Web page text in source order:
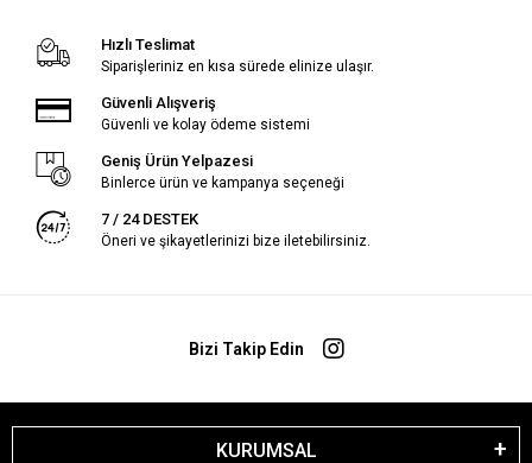
Hızlı Teslimat
Siparişleriniz en kısa sürede elinize ulaşır.
Güvenli Alışveriş
Güvenli ve kolay ödeme sistemi
Geniş Ürün Yelpazesi
Binlerce ürün ve kampanya seçeneği
7 / 24 DESTEK
Öneri ve şikayetlerinizi bize iletebilirsiniz.
Bizi Takip Edin
KURUMSAL